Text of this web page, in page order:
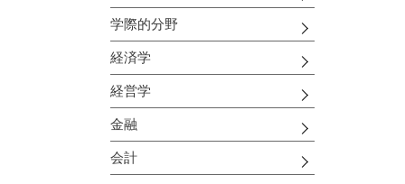
学際的分野
経済学
経営学
金融
会計